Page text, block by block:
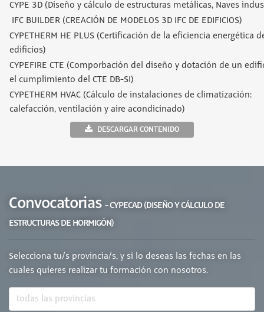
CYPE 3D (Diseño y cálculo de estructuras metálicas, Naves
IFC BUILDER (CREACIÓN DE MODELOS 3D IFC DE EDIFICIOS)
CYPETHERM HE PLUS (Certificación de la eficiencia energética
edificios)
CYPEFIRE CTE (Comporbación del diseño y dotación de un
el cumplimiento del CTE DB-SI)
CYPETHERM HVAC (Cálculo de instalaciones de climatización:
calefacción, ventilación y aire acondicinado)
DESCARGAR CONTENIDO
Convocatorias - CYPECAD (DISEÑO Y CÁLCULO DE
ESTRUCTURAS DE HORMIGÓN)
Selecciona tu/s provincia/s, y si lo deseas las fechas en las
cuales quieres realizar tu formación con nosotros.